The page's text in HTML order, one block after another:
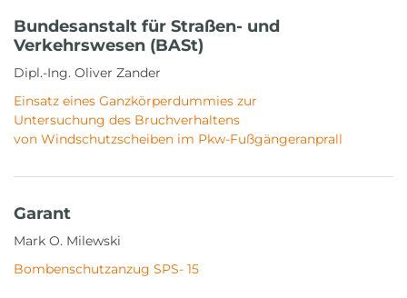
Bundesanstalt für Straßen- und
Verkehrswesen (BASt)
Dipl.-Ing. Oliver Zander
Einsatz eines Ganzkörperdummies zur
Untersuchung des Bruchverhaltens
von Windschutzscheiben im Pkw-Fußgängeranprall
Garant
Mark O. Milewski
Bombenschutzanzug SPS- 15